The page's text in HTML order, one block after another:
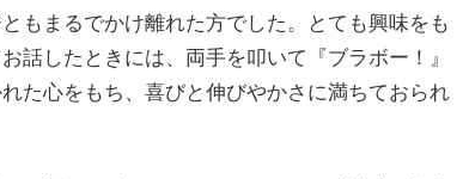
もまるでかけ離れた方でした。とても興味をも
話したときには、両手を叩いて『ブラボー！』
た心をもち、喜びと伸びやかさに満ちておられ